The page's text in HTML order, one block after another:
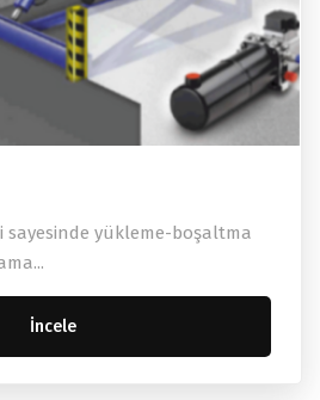
yükleme-boşaltma
İncele